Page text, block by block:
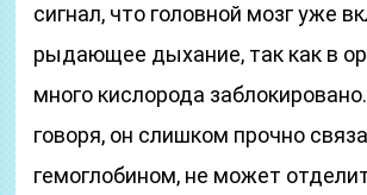
сигнал, что головной мозг уже
рыдающее дыхание, так как в
много кислорода
говоря, он слишком прочно
гемоглобином, не может